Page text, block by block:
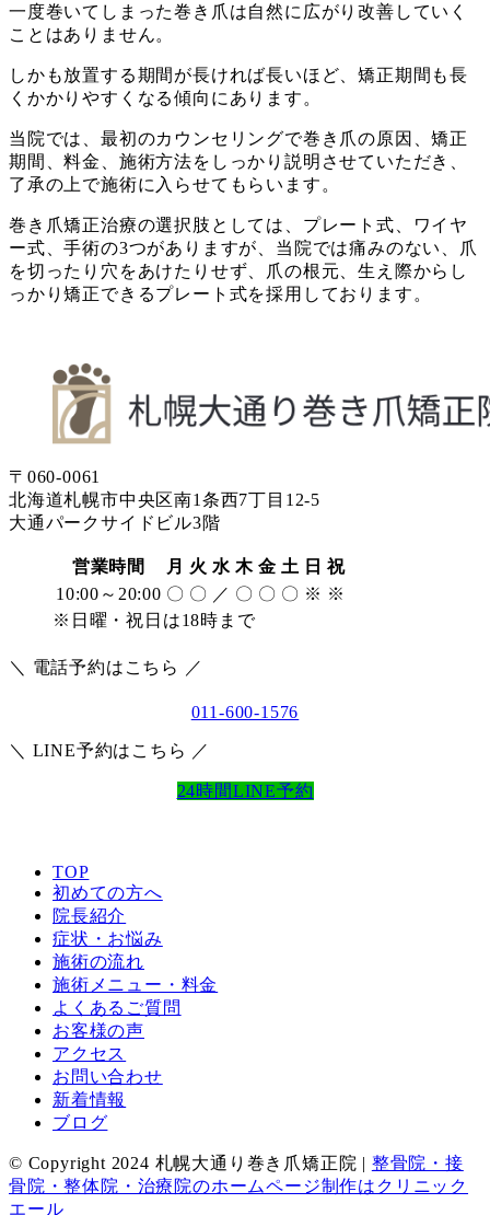
一度巻いてしまった巻き爪は自然に広がり改善していく
ことはありません。
しかも放置する期間が長ければ長いほど、矯正期間も長
くかかりやすくなる傾向にあります。
当院では、最初のカウンセリングで巻き爪の原因、矯正
期間、料金、施術方法をしっかり説明させていただき、
了承の上で施術に入らせてもらいます。
巻き爪矯正治療の選択肢としては、プレート式、ワイヤ
ー式、手術の3つがありますが、当院では痛みのない、爪
を切ったり穴をあけたりせず、爪の根元、生え際からし
っかり矯正できるプレート式を採用しております。
〒060-0061
北海道札幌市中央区南1条西7丁目12-5
大通パークサイドビル3階
営業時間 月 火 水 木 金 土 日 祝
10:00～20:00 〇 〇 ／ 〇 〇 〇 ※ ※
※日曜・祝日は18時まで
＼ 電話予約はこちら ／
011-600-1576
＼ LINE予約はこちら ／
24時間LINE予約
TOP
初めての方へ
院長紹介
症状・お悩み
施術の流れ
施術メニュー・料金
よくあるご質問
お客様の声
アクセス
お問い合わせ
新着情報
ブログ
© Copyright 2024 札幌大通り巻き爪矯正院 | 整骨院・接
骨院・整体院・治療院のホームページ制作はクリニック
エール